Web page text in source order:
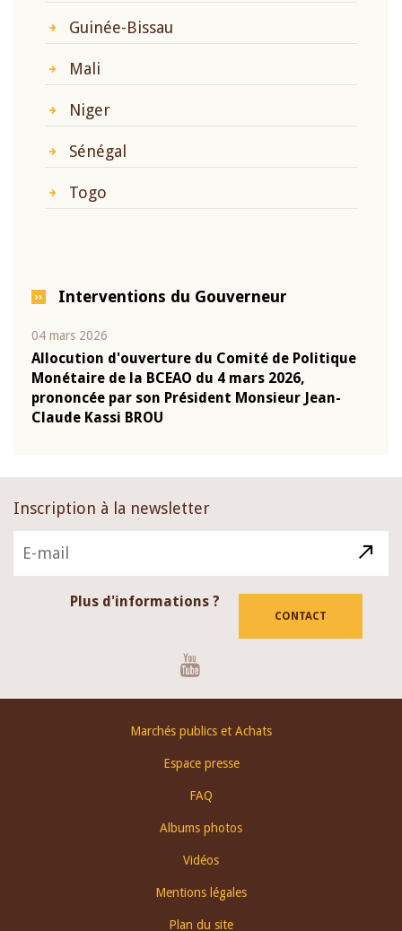
Guinée-Bissau
Mali
Niger
Sénégal
Togo
Interventions du Gouverneur
04 mars 2026
Allocution d'ouverture du Comité de Politique
Monétaire de la BCEAO du 4 mars 2026,
prononcée par son Président Monsieur Jean-
Claude Kassi BROU
Inscription à la newsletter
Plus d'informations ?
CONTACT
Marchés publics et Achats
Espace presse
FAQ
Albums photos
Vidéos
Mentions légales
Plan du site